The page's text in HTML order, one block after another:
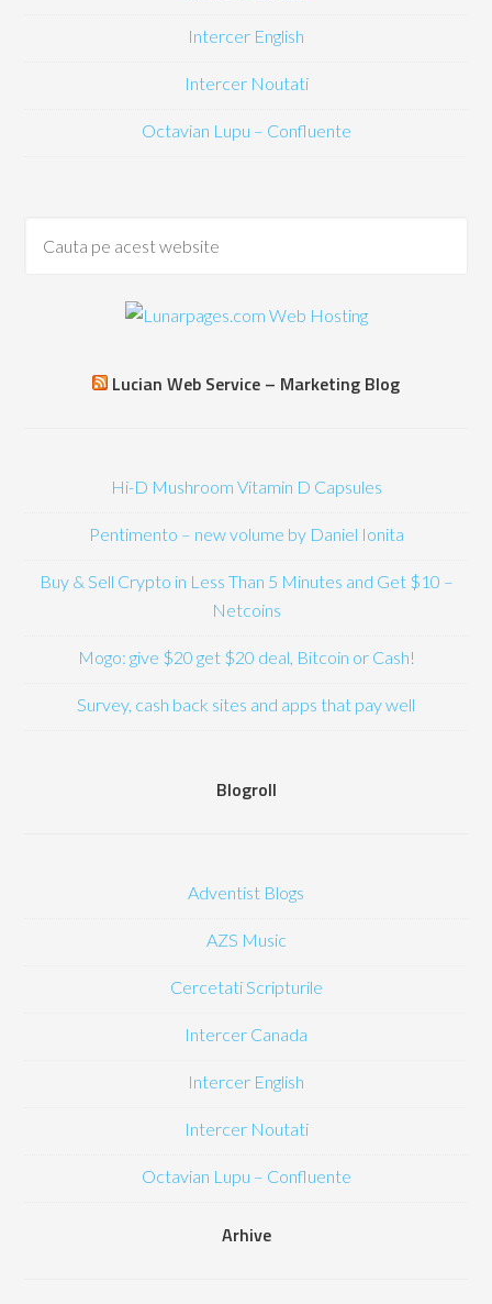
Intercer English
Intercer Noutati
Octavian Lupu – Confluente
Lucian Web Service – Marketing Blog
Hi-D Mushroom Vitamin D Capsules
Pentimento – new volume by Daniel Ionita
Buy & Sell Crypto in Less Than 5 Minutes and Get $10 –
Netcoins
Mogo: give $20 get $20 deal, Bitcoin or Cash!
Survey, cash back sites and apps that pay well
Blogroll
Adventist Blogs
AZS Music
Cercetati Scripturile
Intercer Canada
Intercer English
Intercer Noutati
Octavian Lupu – Confluente
Arhive